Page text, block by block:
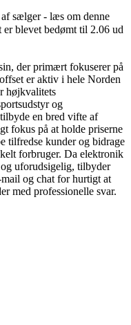
sælger - læs om denne
er blevet bedømt til 2.06 ud
der primært fokuserer på
er aktiv i hele Norden
højkvalitets
og
en bred vifte af
fokus på at holde priserne
tilfredse kunder og bidrage
forbruger. Da elektronik
uforudsigelig, tilbyder
og chat for hurtigt at
med professionelle svar.